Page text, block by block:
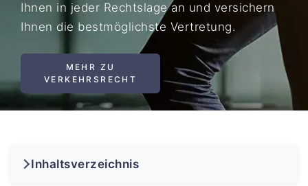
Ihnen in jeder Rechtslage an und versichern
Ihnen die bestmöglichste Vertretung.
MEHR ZU
VERKEHRSRECHT
Inhaltsverzeichnis